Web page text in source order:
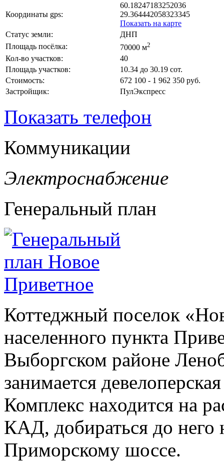
Координаты gps:
60.18247183252036
29.364442058323345
Показать на карте
Статус земли:
ДНП
Площадь посёлка:
70000 м2
Кол-во участков:
40
Площадь участков:
10.34 до 30.19 сот.
Стоимость:
672 100 - 1 962 350 руб.
Застройщик:
ПулЭкспресс
Показать телефон
Коммуникации
Электроснабжение
Генеральный план
Коттеджный поселок
населенного пункта
Выборгском районе
занимается
Комплекс находится на
КАД, добираться до него
Приморскому шоссе.